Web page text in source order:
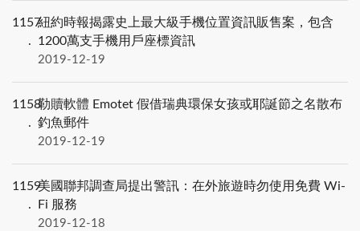
1157紐約時報揭露史上最大級手機位置資訊販售案，包含
1200萬支手機用戶座標資訊
2019-12-19
1158勒贖軟體 Emotet 假借瑞典環保女孩或耶誕節之名散布
釣魚郵件
2019-12-19
1159美國聯邦調查局提出警訊：在外旅遊時勿使用免費 Wi-
Fi 服務
2019-12-18